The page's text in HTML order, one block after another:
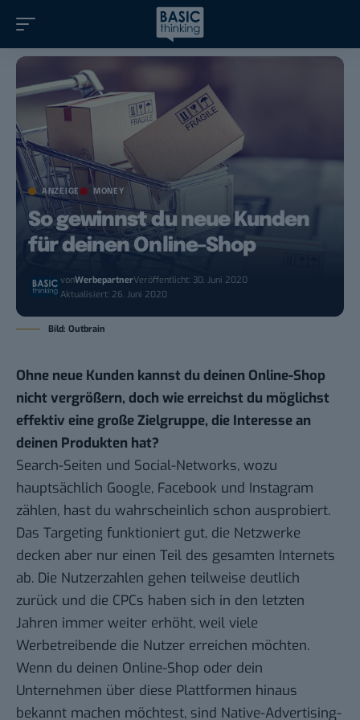
ANZEIGE MONEY
So gewinnst du neue Kunden
für deinen Online-Shop
vonWerbepartnerVeröffentlicht: 30. Juni 2020
Aktualisiert: 26. Juni 2020
Bild: Outbrain
Ohne neue Kunden kannst du deinen Online-Shop
nicht vergrößern, doch wie erreichst du möglichst
effektiv eine große Zielgruppe, die Interesse an
deinen Produkten hat?
Search-Seiten und Social-Networks, wozu
hauptsächlich Google, Facebook und Instagram
zählen, hast du wahrscheinlich schon ausprobiert.
Das Targeting funktioniert gut, die Netzwerke
decken aber nur einen Teil des gesamten Internets
ab. Die Nutzerzahlen gehen teilweise deutlich
zurück und die CPCs haben sich in den letzten
Jahren immer weiter erhöht, weil viele
Werbetreibende die Nutzer erreichen möchten.
Wenn du deinen Online-Shop oder dein
Unternehmen über diese Plattformen hinaus
bekannt machen möchtest, sind Native-Advertising-